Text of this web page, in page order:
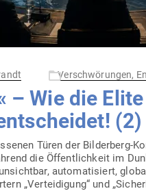
Verschwörungen,
– Wie die
(2)
Türen der Bil­­derberg-
die Öffent­lichkeit im
auto­ma­ti­siert,
„Ver­tei­digung“ und